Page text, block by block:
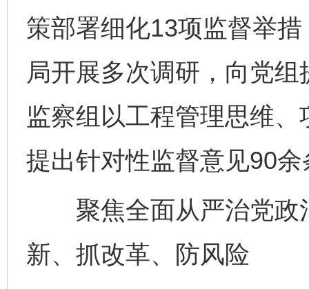
策部署细化13项监督举
局开展多次调研，向党
监察组以工程管理思维
提出针对性监督意见90余
聚焦全面从严治党政
新、抓改革、防风险